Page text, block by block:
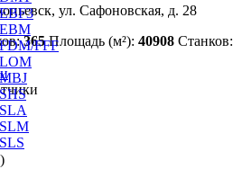
FFF
ул. Сафоновская, д. 28
365 Площадь (м²): 40908 Станков: